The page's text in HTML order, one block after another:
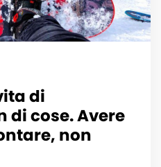
di
di cose. Avere
non